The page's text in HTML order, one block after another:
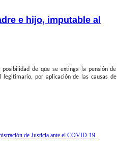
e hijo, imputable al
de que se extinga la pensión de
por aplicación de las causas de
de Justicia ante el COVID-19.